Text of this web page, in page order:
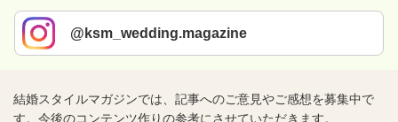
@ksm_wedding.magazine
結婚スタイルマガジンでは、記事へのご意見やご感想を募集中で
す。今後のコンテンツ作りの参考にさせていただきます。